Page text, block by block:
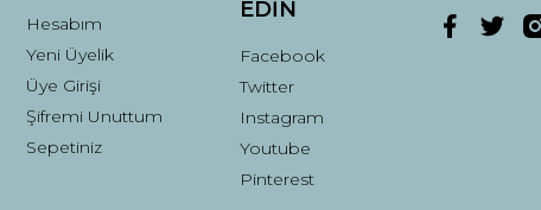
Hesabım
Yeni Üyelik
Üye Girişi
Şifremi Unuttum
Sepetiniz
EDİN
Facebook
Twitter
Instagram
Youtube
Pinterest